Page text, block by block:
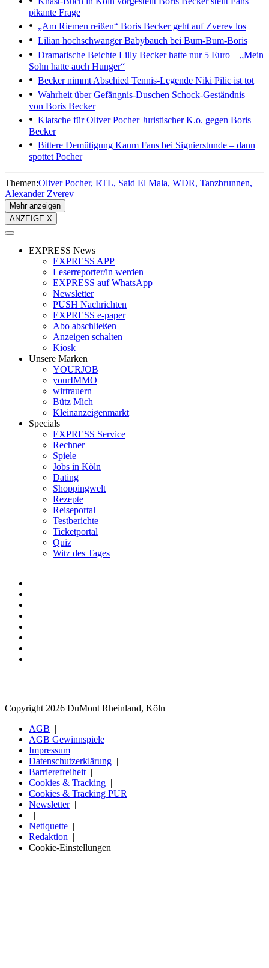
pikante Frage
„Am Riemen reißen“ Boris Becker geht auf Zverev los
Lilian hochschwangerBabybauch bei Bum-Bum-Boris
Dramatische Beichte Lilly Becker hatte nur 5 Euro – „Mein
Sohn hatte auch Hunger“
Becker nimmt Abschied Tennis-Legende Niki Pilic ist tot
Wahrheit über Gefängnis-Duschen Schock-Geständnis
von Boris Becker
Klatsche für Oliver PocherJuristischer K.o. gegen Boris
Becker
Bittere Demütigung Kaum Fans bei Signierstunde – dann
spottet Pocher
Themen:Oliver Pocher RTL Said El Mala WDR Tanzbrunnen
Alexander Zverev
Mehr anzeigen
ANZEIGE X
EXPRESS News
EXPRESS APP
Leserreporter/in werden
EXPRESS auf WhatsApp
Newsletter
PUSH Nachrichten
EXPRESS e-paper
Abo abschließen
Anzeigen schalten
Kiosk
Unsere Marken
YOURJOB
yourIMMO
wirtrauern
Bütz Mich
Kleinanzeigenmarkt
Specials
EXPRESS Service
Rechner
Spiele
Jobs in Köln
Dating
Shoppingwelt
Rezepte
Reiseportal
Testberichte
Ticketportal
Quiz
Witz des Tages
Copyright 2026 DuMont Rheinland, Köln
AGB
AGB Gewinnspiele
Impressum
Datenschutzerklärung
Barrierefreiheit
Cookies & Tracking
Cookies & Tracking PUR
Newsletter
Netiquette
Redaktion
Cookie-Einstellungen